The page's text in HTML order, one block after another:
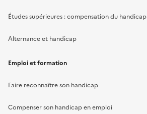
Études supérieures : compensation du handicap
Alternance et handicap
Emploi et formation
Faire reconnaître son handicap
Compenser son handicap en emploi